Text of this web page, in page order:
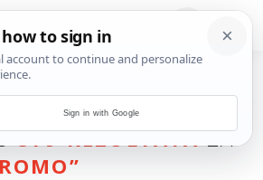
579 REZULTATAZA
Sign in with Google